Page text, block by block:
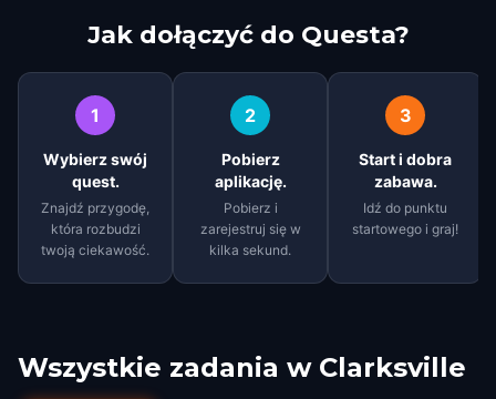
Jak dołączyć do Questa?
1
Wybierz swój
quest.
Znajdź przygodę,
która rozbudzi
twoją ciekawość.
2
Pobierz
aplikację.
Pobierz i
zarejestruj się w
kilka sekund.
3
Start i dobra
zabawa.
Idź do punktu
startowego i graj!
Wszystkie zadania w Clarksville